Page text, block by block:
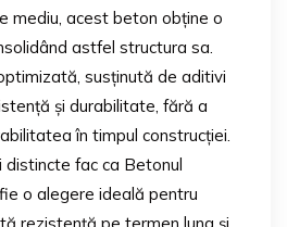
mediu, acest beton obține o
astfel structura sa.
susținută de aditivi
și durabilitate, fără a
în timpul construcției.
fac ca Betonul
o alegere ideală pentru